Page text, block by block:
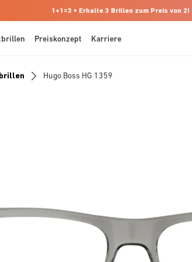
1+1=3 • Erhalte 3 Brillen zum Preis von 2! |
Preiskonzept Karriere
Hugo Boss HG 1359